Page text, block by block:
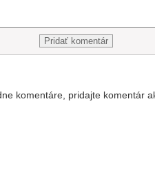
komentáre, pridajte komentár